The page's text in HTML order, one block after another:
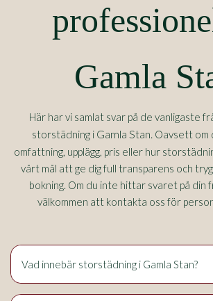
Gamla
Här har vi samlat svar på de vanligaste
storstädning i Gamla Stan. Oavsett om
omfattning, upplägg, pris eller hur
vårt mål att ge dig full transparens och
bokning. Om du inte hittar svaret på din
välkommen att kontakta oss för
Vad innebär storstädning i Gamla Stan?